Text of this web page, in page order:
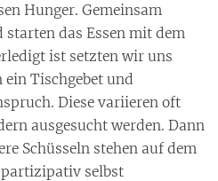
Hunger. Gemeinsam
das Essen mit dem
ist setzten wir uns
Tischgebet und
Diese variieren oft
ausgesucht werden. Dann
Schüsseln stehen auf dem
selbst